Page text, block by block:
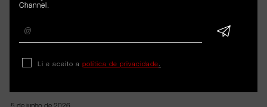
mais reparado pela iServices
na Europa em 2025. Segue-se
Channel.
Li e aceito a política de privacidade